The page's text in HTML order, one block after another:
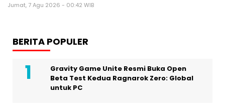
Jumat, 7 Agu 2026 - 00:42 WIB
BERITA POPULER
Gravity Game Unite Resmi Buka Open
Beta Test Kedua Ragnarok Zero: Global
untuk PC